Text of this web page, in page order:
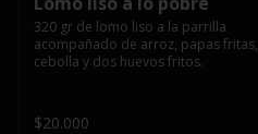
320 gr de lomo liso a la parrilla
acompañado de arroz, papas fritas,
cebolla y dos huevos fritos.
$20.000